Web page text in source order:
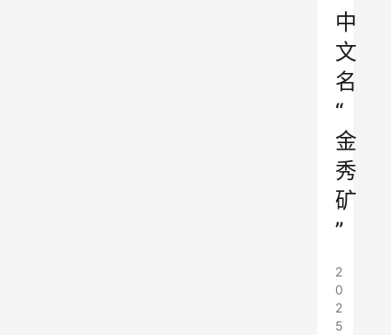
中
文
名
“
金
秀
矿
”
2
0
2
5